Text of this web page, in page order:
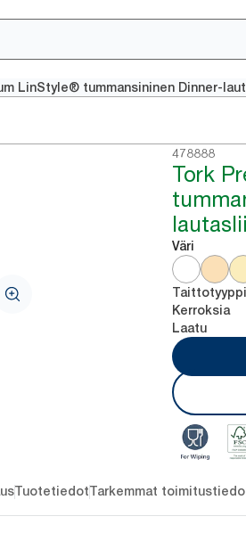
478888
Tork
Väri
Taittotyyppi
Kerroksia
Laatu
TuotetiedotTarkemmat